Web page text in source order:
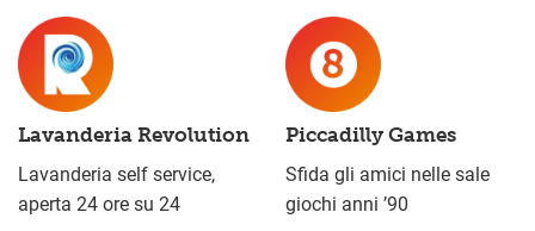
Lavanderia Revolution
Lavanderia self service,
aperta 24 ore su 24
Piccadilly Games
Sfida gli amici nelle sale
giochi anni ’90